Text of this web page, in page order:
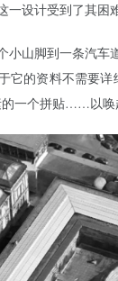
一设计受到了其困
小山脚到一条汽车
它的资料不需要
一个拼贴……以唤